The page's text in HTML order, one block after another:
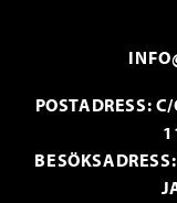
POSTADRESS: